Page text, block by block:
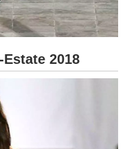
2018